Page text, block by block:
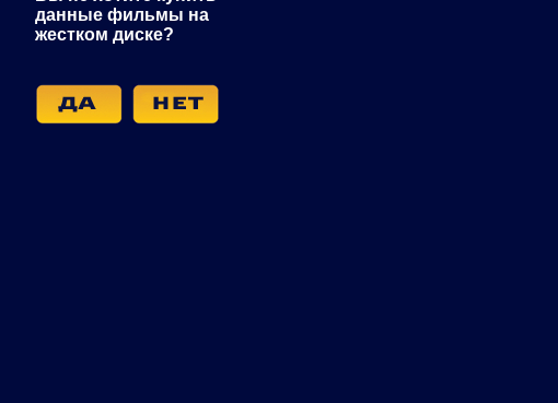
данные фильмы на
жестком диске?